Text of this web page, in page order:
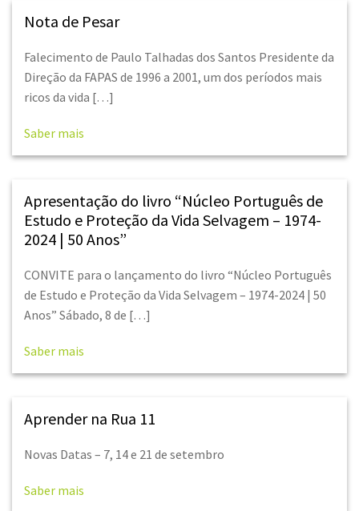
Nota de Pesar
Falecimento de Paulo Talhadas dos Santos Presidente da
Direção da FAPAS de 1996 a 2001, um dos períodos mais
ricos da vida […]
Saber mais
Apresentação do livro “Núcleo Português de
Estudo e Proteção da Vida Selvagem – 1974-
2024 | 50 Anos”
CONVITE para o lançamento do livro “Núcleo Português
de Estudo e Proteção da Vida Selvagem – 1974-2024 | 50
Anos” Sábado, 8 de […]
Saber mais
Aprender na Rua 11
Novas Datas – 7, 14 e 21 de setembro
Saber mais